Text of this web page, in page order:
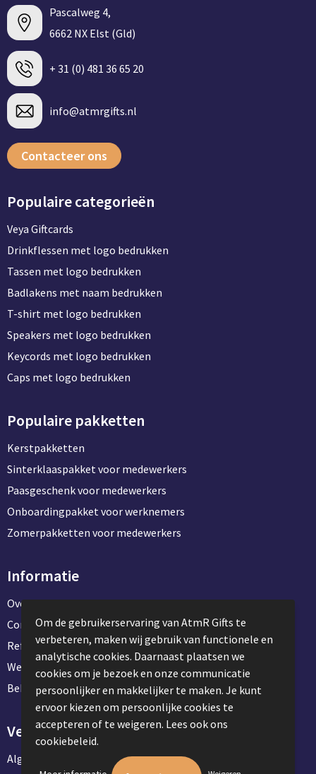
Pascalweg 4,
6662 NX Elst (Gld)
+ 31 (0) 481 36 65 20
info@atmrgifts.nl
Contacteer ons
Populaire categorieën
Veya Giftcards
Drinkflessen met logo bedrukken
Tassen met logo bedrukken
Badlakens met naam bedrukken
T-shirt met logo bedrukken
Speakers met logo bedrukken
Keycords met logo bedrukken
Caps met logo bedrukken
Populaire pakketten
Kerstpakketten
Sinterklaaspakket voor medewerkers
Paasgeschenk voor medewerkers
Onboardingpakket voor werknemers
Zomerpakketten voor medewerkers
Informatie
Over ons
Contact en klantenservice
Referentie projecten
Werken & stage bij AtmR Gifts
Bekijk kantoorbenodigdheden
Veilig winkelen
Algemene voorwaarden
Om de gebruikerservaring van AtmR Gifts te
verbeteren, maken wij gebruik van functionele en
analytische cookies. Daarnaast plaatsen we
cookies om je bezoek en onze communicatie
persoonlijker en makkelijker te maken. Je kunt
ervoor kiezen om persoonlijke cookies te
accepteren of te weigeren. Lees ook ons
cookiebeleid.